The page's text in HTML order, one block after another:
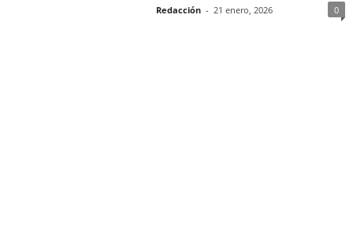
Redacción - 21 enero, 2026 0